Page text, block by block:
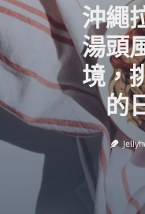
沖繩
湯頭
境，
的